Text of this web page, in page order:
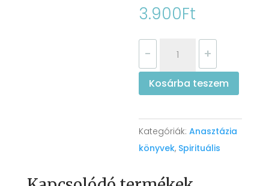
3.900Ft
-
-
7.
-
Az
Energiája
+
Kosárba teszem
Kategóriák:Anasztázia
könyvek, Spirituális